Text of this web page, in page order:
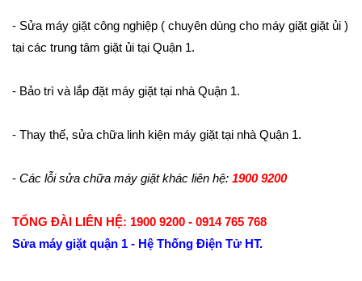
- Sửa máy giặt công nghiệp ( chuyên dùng cho máy giặt giặt ủi )
tại các trung tâm giặt ủi tại Quận 1.
- Bảo trì và lắp đặt máy giặt tại nhà Quận 1.
- Thay thế, sửa chữa linh kiện máy giặt tại nhà Quận 1.
- Các lỗi sửa chữa máy giặt khác liên hệ: 1900 9200
TỔNG ĐÀI LIÊN HỆ: 1900 9200 - 0914 765 768
Sửa máy giặt quận 1 - Hệ Thống Điện Tử HT.